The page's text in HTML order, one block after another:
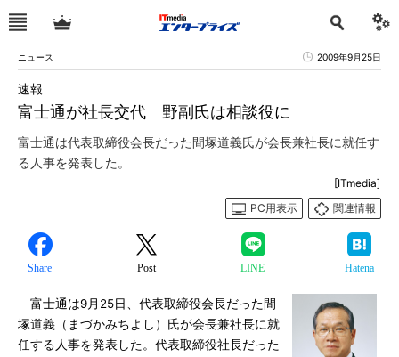
ニュース 2009年9月25日
富士通が社長交代 野副氏は相談役に
速報
富士通は代表取締役会長だった間塚道義氏が会長兼社長に就任す
る人事を発表した。
[ITmedia]
PC用表示
関連情報
Share Post LINE Hatena
富士通は9月25日、代表取締役会長だった間
塚道義（まづかみちよし）氏が会長兼社長に就
任する人事を発表した。代表取締役社長だった